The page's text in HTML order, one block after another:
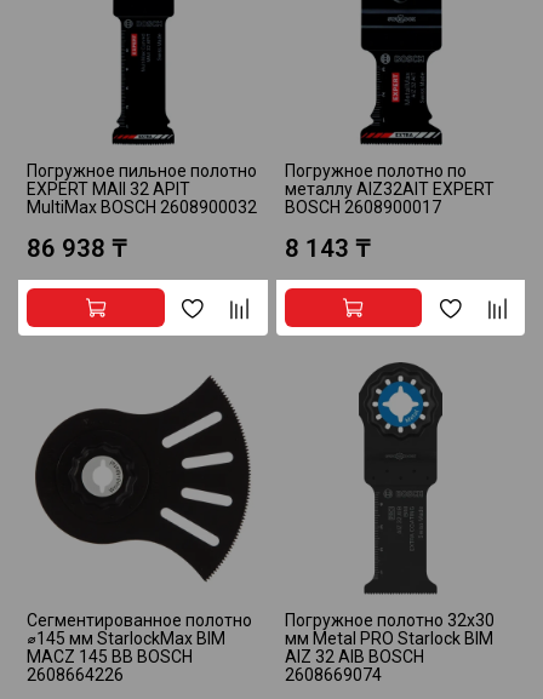
Погружное пильное полотно
EXPERT MAII 32 APIT
MultiMax BOSCH 2608900032
86 938 ₸
Погружное полотно по
металлу AIZ32AIT EXPERT
BOSCH 2608900017
8 143 ₸
Сегментированное полотно
⌀145 мм StarlockMax BIM
MACZ 145 BB BOSCH
2608664226
Погружное полотно 32x30
мм Metal PRO Starlock BIM
AIZ 32 AIB BOSCH
2608669074